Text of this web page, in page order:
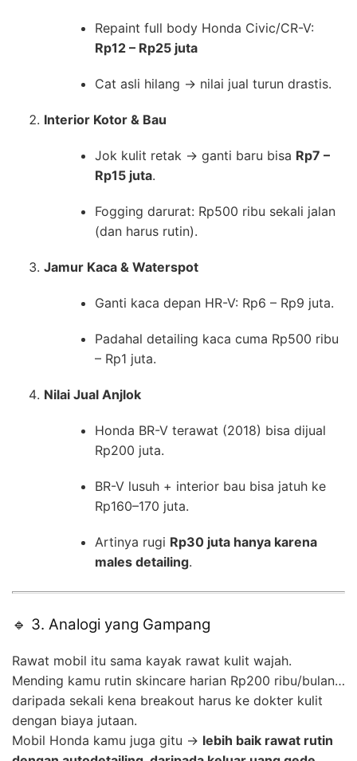
Repaint full body Honda Civic/CR-V:
Rp12 – Rp25 juta
Cat asli hilang → nilai jual turun drastis.
Interior Kotor & Bau
Jok kulit retak → ganti baru bisa Rp7 –
Rp15 juta.
Fogging darurat: Rp500 ribu sekali jalan
(dan harus rutin).
Jamur Kaca & Waterspot
Ganti kaca depan HR-V: Rp6 – Rp9 juta.
Padahal detailing kaca cuma Rp500 ribu
– Rp1 juta.
Nilai Jual Anjlok
Honda BR-V terawat (2018) bisa dijual
Rp200 juta.
BR-V lusuh + interior bau bisa jatuh ke
Rp160–170 juta.
Artinya rugi Rp30 juta hanya karena
males detailing.
🔹 3. Analogi yang Gampang
Rawat mobil itu sama kayak rawat kulit wajah.
Mending kamu rutin skincare harian Rp200 ribu/bulan…
daripada sekali kena breakout harus ke dokter kulit
dengan biaya jutaan.
Mobil Honda kamu juga gitu → lebih baik rawat rutin